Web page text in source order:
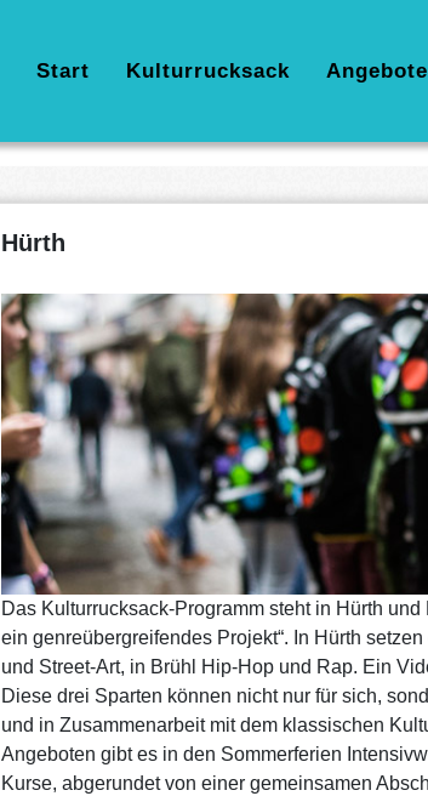
Hauptnavigation
Start Kulturrucksack Angebote
Hürth
Das Kulturrucksack-Programm steht in Hürth
ein genreübergreifendes Projekt“. In Hürth
und Street-Art, in Brühl Hip-Hop und Rap. Ein
Diese drei Sparten können nicht nur für sich,
und in Zusammenarbeit mit dem klassischen
Angeboten gibt es in den Sommerferien
Kurse, abgerundet von einer gemeinsamen